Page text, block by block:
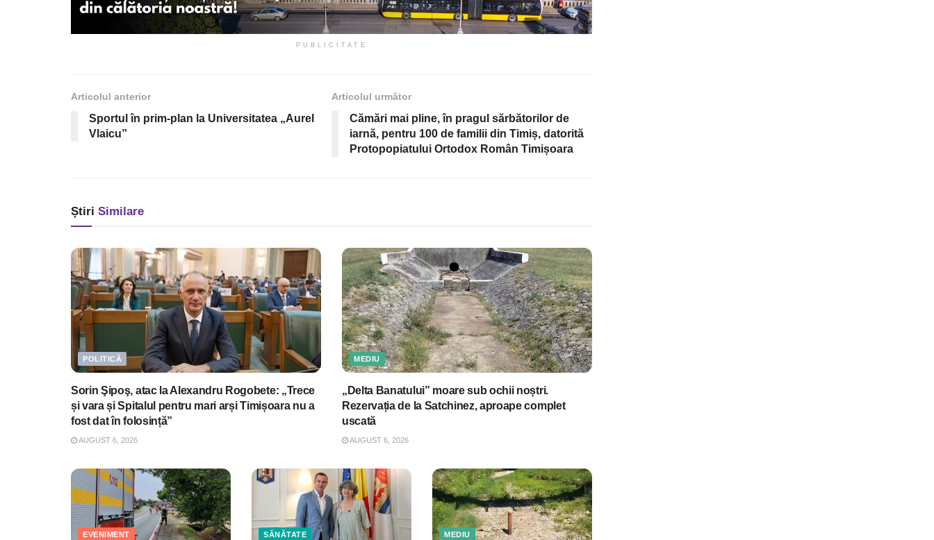
PUBLICITATE
Articolul anterior
Sportul în prim-plan la Universitatea „Aurel
Vlaicu”
Articolul următor
Cămări mai pline, în pragul sărbătorilor de
iarnă, pentru 100 de familii din Timiș, datorită
Protopopiatului Ortodox Român Timișoara
Știri Similare
POLITICĂ
Sorin Şipoş, atac la Alexandru Rogobete: „Trece
și vara și Spitalul pentru mari arși Timișoara nu a
fost dat în folosință”
AUGUST 6, 2026
MEDIU
„Delta Banatului” moare sub ochii noștri.
Rezervația de la Satchinez, aproape complet
uscată
AUGUST 6, 2026
EVENIMENT SĂNĂTATE MEDIU